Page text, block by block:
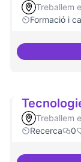
Treballem
Formació i
Treballem
Recerca
0